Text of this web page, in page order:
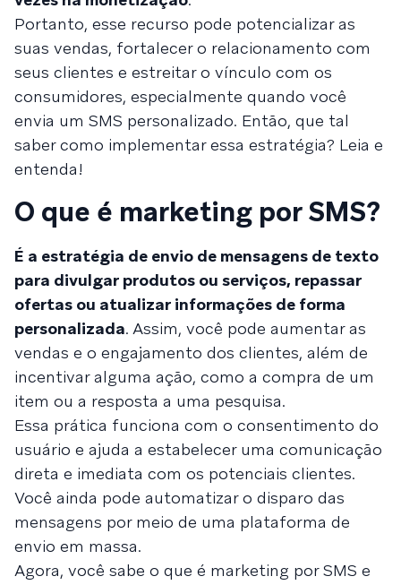
Portanto, esse recurso pode potencializar as
suas vendas, fortalecer o relacionamento com
seus clientes e estreitar o vínculo com os
consumidores, especialmente quando você
envia um SMS personalizado. Então, que tal
saber como implementar essa estratégia? Leia e
entenda!
O que é marketing por SMS?
É a estratégia de envio de mensagens de texto
para divulgar produtos ou serviços, repassar
ofertas ou atualizar informações de forma
personalizada. Assim, você pode aumentar as
vendas e o engajamento dos clientes, além de
incentivar alguma ação, como a compra de um
item ou a resposta a uma pesquisa.
Essa prática funciona com o consentimento do
usuário e ajuda a estabelecer uma comunicação
direta e imediata com os potenciais clientes.
Você ainda pode automatizar o disparo das
mensagens por meio de uma plataforma de
envio em massa.
Agora, você sabe o que é marketing por SMS e